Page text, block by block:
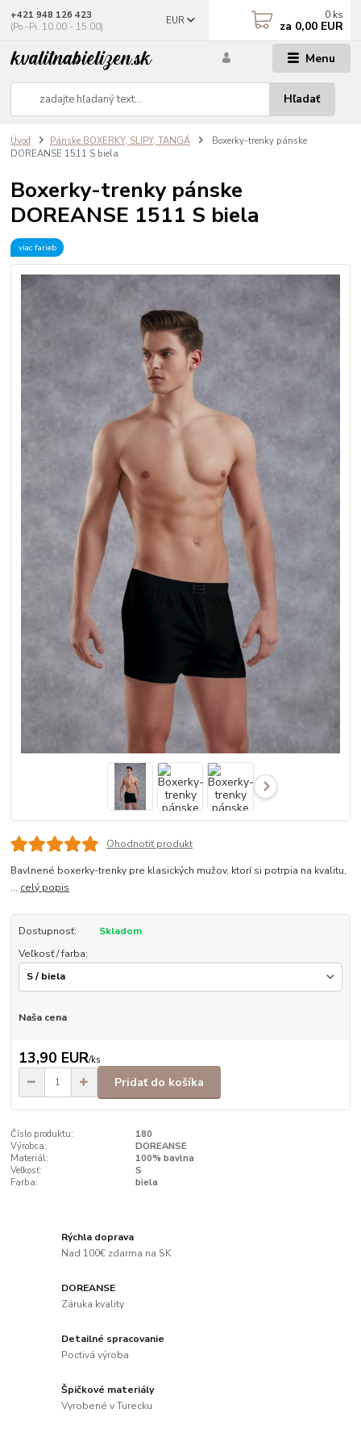
Menu
EUR
Hľadať
+421 948 126 423
(Po.-Pi. 10.00 - 15.00)
0 ks
za 0,00 EUR
Úvod Pánske BOXERKY, SLIPY, TANGÁ
Boxerky-trenky pánske
DOREANSE 1511 S biela
Boxerky-trenky pánske
DOREANSE 1511 S biela
viac farieb
Ohodnotiť produkt
Bavlnené boxerky-trenky pre klasických mužov, ktorí si potrpia na kvalitu,
... celý popis
Dostupnosť:
Skladom
Veľkosť / farba:
Naša cena
13,90 EUR/ks
Pridať do košíka
Číslo produktu:
180
Výrobca:
DOREANSE
Materiál:
100% bavlna
Veľkosť:
S
Farba:
biela
Rýchla doprava
Nad 100€ zdarma na SK
DOREANSE
Záruka kvality
Detailné spracovanie
Poctivá výroba
Špičkové materiály
Vyrobené v Turecku